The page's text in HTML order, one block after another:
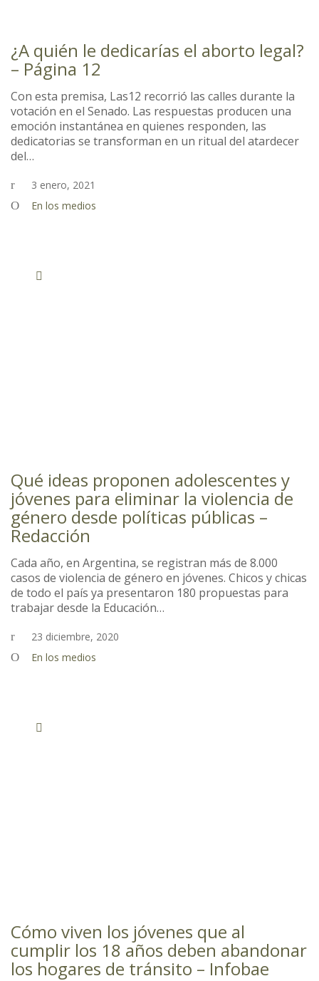
¿A quién le dedicarías el aborto legal?
– Página 12
Con esta premisa, Las12 recorrió las calles durante la
votación en el Senado. Las respuestas producen una
emoción instantánea en quienes responden, las
dedicatorias se transforman en un ritual del atardecer
del…
3 enero, 2021
En los medios
Qué ideas proponen adolescentes y
jóvenes para eliminar la violencia de
género desde políticas públicas –
Redacción
Cada año, en Argentina, se registran más de 8.000
casos de violencia de género en jóvenes. Chicos y chicas
de todo el país ya presentaron 180 propuestas para
trabajar desde la Educación…
23 diciembre, 2020
En los medios
Cómo viven los jóvenes que al
cumplir los 18 años deben abandonar
los hogares de tránsito – Infobae